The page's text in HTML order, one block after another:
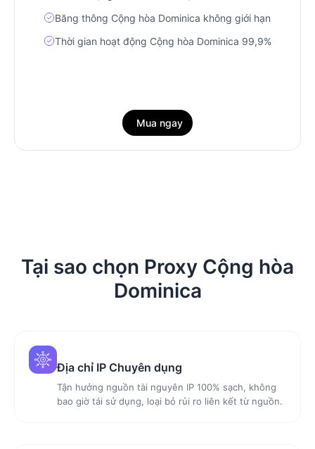
Băng thông Cộng hòa Dominica không giới hạn
Thời gian hoạt động Cộng hòa Dominica 99,9%
Mua ngay
Tại sao chọn Proxy Cộng hòa
Dominica
Địa chỉ IP Chuyên dụng
Tận hưởng nguồn tài nguyên IP 100% sạch, không
bao giờ tái sử dụng, loại bỏ rủi ro liên kết từ nguồn.